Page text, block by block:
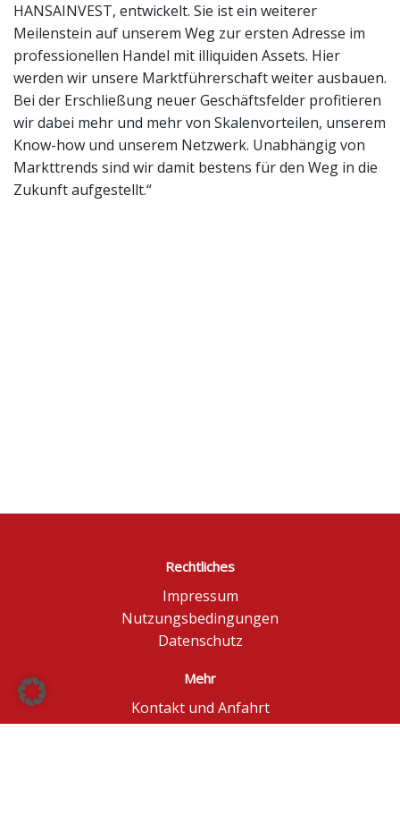
HANSAINVEST, entwickelt. Sie ist ein weiterer
Meilenstein auf unserem Weg zur ersten Adresse im
professionellen Handel mit illiquiden Assets. Hier
werden wir unsere Marktführerschaft weiter ausbauen.
Bei der Erschließung neuer Geschäftsfelder profitieren
wir dabei mehr und mehr von Skalenvorteilen, unserem
Know-how und unserem Netzwerk. Unabhängig von
Markttrends sind wir damit bestens für den Weg in die
Zukunft aufgestellt.“
Rechtliches
Impressum
Nutzungsbedingungen
Datenschutz
Mehr
Kontakt und Anfahrt
Börse Düsseldorf